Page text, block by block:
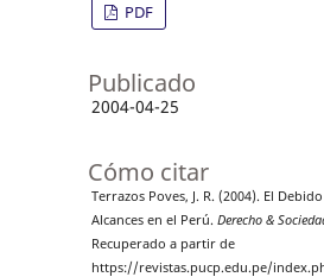
PDF
Publicado
2004-04-25
Cómo citar
Terrazos Poves, J. R. (2004). El
Alcances en el Perú. Derecho &
Recuperado a partir de
https://revistas.pucp.edu.pe/